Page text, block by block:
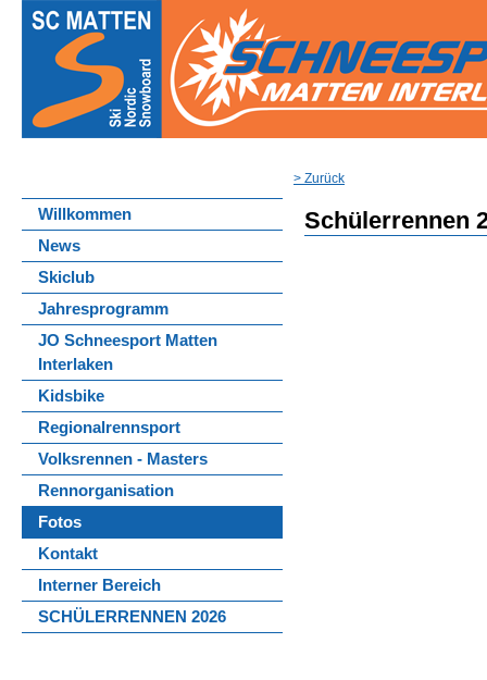
Willkommen
News
Skiclub
Jahresprogramm
JO Schneesport Matten
Interlaken
Kidsbike
Regionalrennsport
Volksrennen - Masters
Rennorganisation
Fotos
Kontakt
Interner Bereich
SCHÜLERRENNEN 2026
> Zurück
Schülerrennen